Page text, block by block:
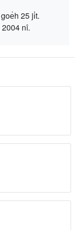
25 ji̍t.
nî.